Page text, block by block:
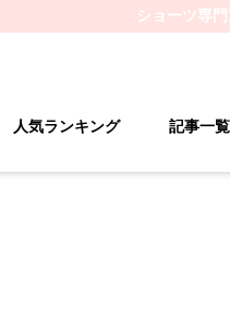
ショーツ専
人気ランキング 記事一覧